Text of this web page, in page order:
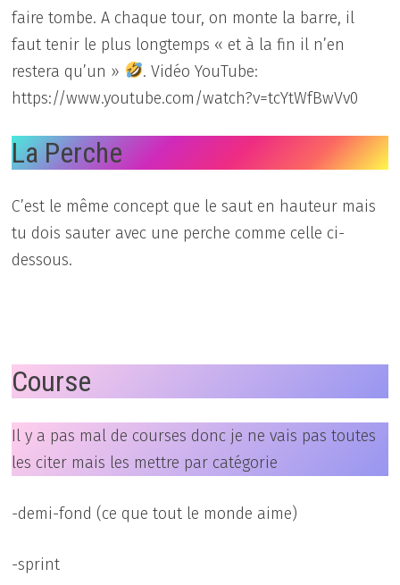
faire tombe. A chaque tour, on monte la barre, il
faut tenir le plus longtemps « et à la fin il n’en
restera qu’un »
. Vidéo YouTube:
https://www.youtube.com/watch?v=tcYtWfBwVv0
La Perche
C’est le même concept que le saut en hauteur mais
tu dois sauter avec une perche comme celle ci-
dessous.
Course
Il y a pas mal de courses donc je ne vais pas toutes
les citer mais les mettre par catégorie
-demi-fond (ce que tout le monde aime)
-sprint